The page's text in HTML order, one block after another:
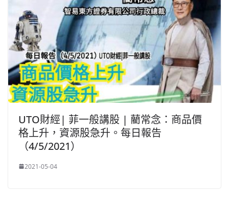
UTO財經| 菲一般講股 | 藺常念：商品價
格上升，資源股急升。每日報告
（4/5/2021）
2021-05-04